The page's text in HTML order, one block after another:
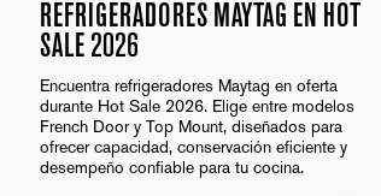
REFRIGERADORES MAYTAG EN HOT
SALE 2026
Encuentra refrigeradores Maytag en oferta
durante Hot Sale 2026. Elige entre modelos
French Door y Top Mount, diseñados para
ofrecer capacidad, conservación eficiente y
desempeño confiable para tu cocina.